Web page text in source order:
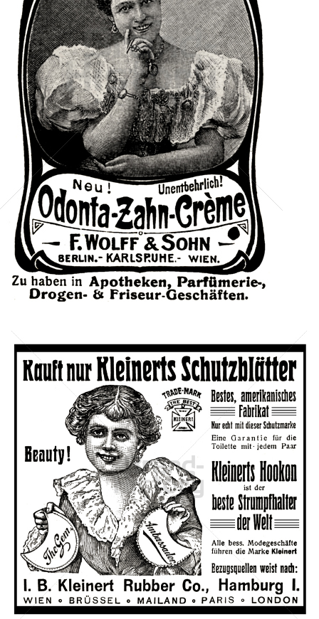
Odonta-Zahn-Creme
Odonta-Zahn-Creme
1905
Bild-ID: 42664
I. B. Kleinert Rubber Co., Hamburg
I. B. Kleinert Rubber Co., Hamburg
1905
Bild-ID: 42668